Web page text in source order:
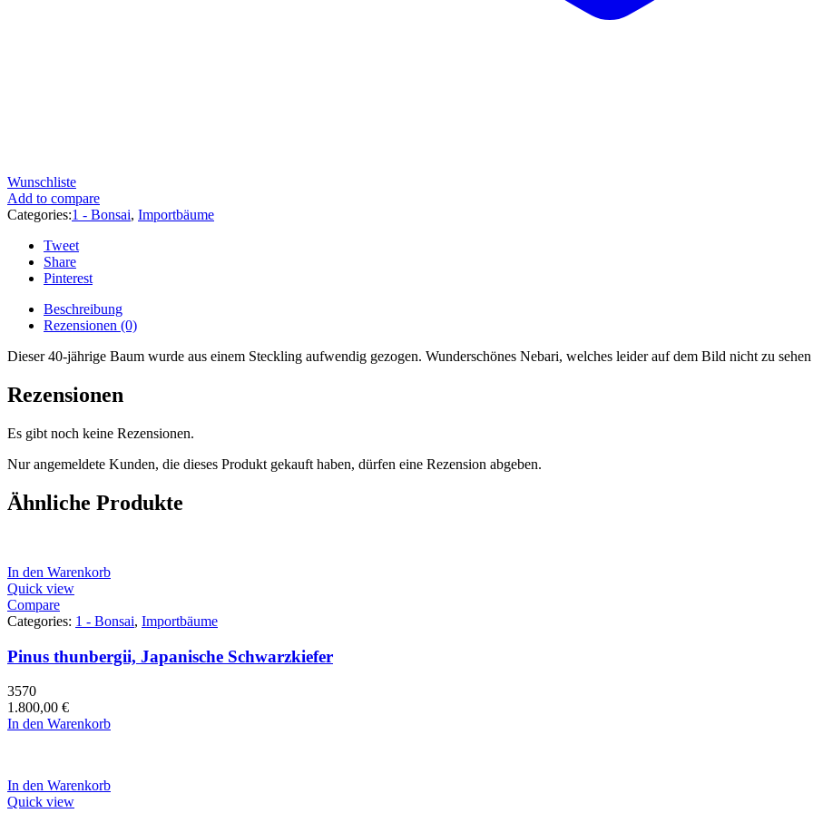
Wunschliste
Add to compare
Categories:1 - Bonsai, Importbäume
Tweet
Share
Pinterest
Beschreibung
Rezensionen (0)
Dieser 40-jährige Baum wurde aus einem Steckling aufwendig gezogen. Wunderschönes Nebari, welches leider auf dem Bild nicht zu
Rezensionen
Es gibt noch keine Rezensionen.
Nur angemeldete Kunden, die dieses Produkt gekauft haben, dürfen eine Rezension abgeben.
Ähnliche Produkte
In den Warenkorb
Quick view
Compare
Categories: 1 - Bonsai, Importbäume
Pinus thunbergii, Japanische Schwarzkiefer
3570
1.800,00 €
In den Warenkorb
In den Warenkorb
Quick view